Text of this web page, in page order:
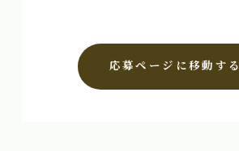
応募ページに移動する